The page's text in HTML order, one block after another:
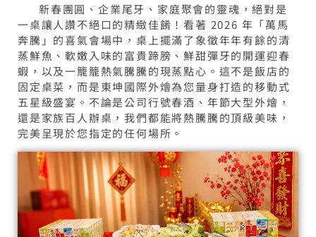
新春團圓、企業尾牙、家庭聚會的靈魂，絕對是
一桌讓人讚不絕口的精緻佳餚！看著 2026 年「萬馬
奔騰」的喜氣會場中，桌上擺滿了象徵年年有餘的清
蒸鮮魚、軟嫩入味的富貴蹄膀、鮮甜彈牙的開運迎春
蝦，以及一籠籠熱氣騰騰的現蒸點心。這不是飯店的
固定桌菜，而是東坤國際外燴為您量身打造的移動式
五星級盛宴。不論是公司行號春酒、年節大型外燴，
還是家族百人辦桌，我們都能將熱騰騰的頂級美味，
完美呈現於您指定的任何場所。